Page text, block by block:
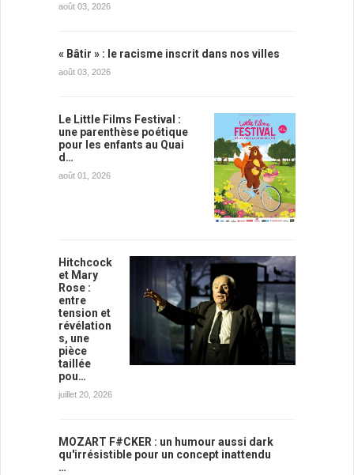
août 03, 2026
« Bâtir » : le racisme inscrit dans nos villes
août 03, 2026
Le Little Films Festival :
une parenthèse poétique
pour les enfants au Quai
d…
août 01, 2026
Hitchcock
et Mary
Rose :
entre
tension et
révélation
s, une
pièce
taillée
pou…
juillet 20, 2026
MOZART F#CKER : un humour aussi dark
qu'irrésistible pour un concept inattendu
…